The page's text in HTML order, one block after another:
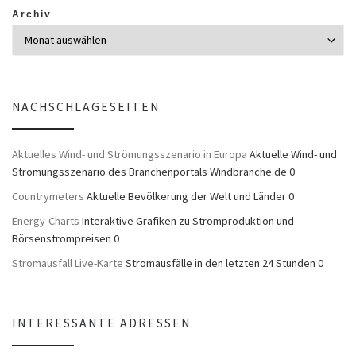
Archiv
NACHSCHLAGESEITEN
Aktuelles Wind- und Strömungsszenario in Europa Aktuelle Wind- und
Strömungsszenario des Branchenportals Windbranche.de 0
Countrymeters Aktuelle Bevölkerung der Welt und Länder 0
Energy-Charts Interaktive Grafiken zu Stromproduktion und
Börsenstrompreisen 0
Stromausfall Live-Karte Stromausfälle in den letzten 24 Stunden 0
INTERESSANTE ADRESSEN